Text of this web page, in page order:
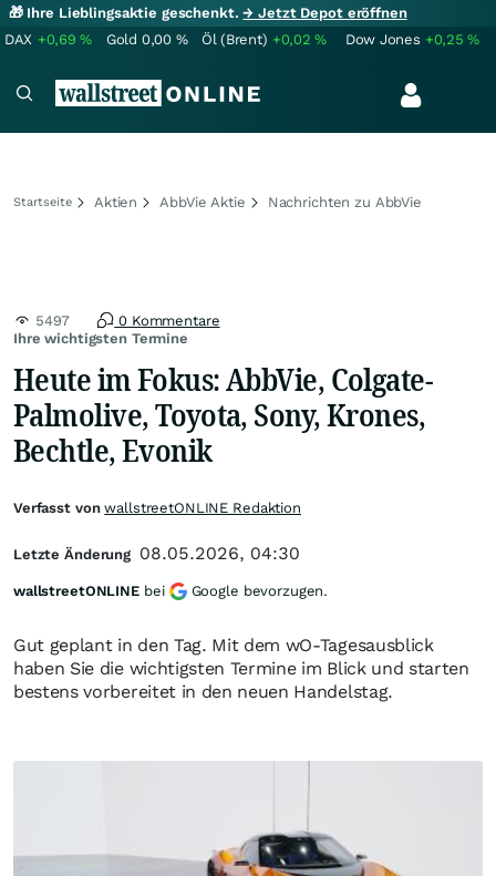
🎁 Ihre Lieblingsaktie geschenkt.→ Jetzt Depot eröffnen
DAX +0,69% Gold 0,00 % Öl (Brent) +0,02% Dow Jones +0,25%
Startseite Aktien AbbVie Aktie Nachrichten zu AbbVie
Ihre wichtigsten Termine
5497 0 Kommentare
Heute im Fokus: AbbVie, Colgate-
Palmolive, Toyota, Sony, Krones,
Bechtle, Evonik
Gut geplant in den Tag. Mit dem wO-Tagesausblick
haben Sie die wichtigsten Termine im Blick und starten
bestens vorbereitet in den neuen Handelstag.
Verfasst vonwallstreetONLINE Redaktion
Letzte Änderung 08.05.2026, 04:30
wallstreetONLINE bei Google bevorzugen.